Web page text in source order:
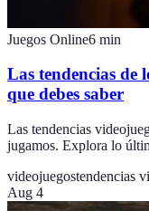
Juegos Online6 min
Las tendencias de
que debes saber
Las tendencias
jugamos. Explora lo
videojuegostendencias
Aug 4